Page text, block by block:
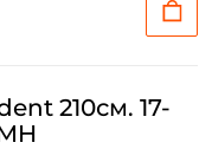
210см. 17-